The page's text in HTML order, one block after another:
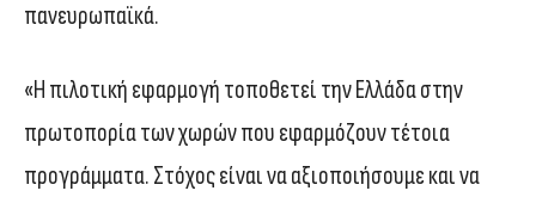
πανευρωπαϊκά.
«Η πιλοτική εφαρμογή τοποθετεί την Ελλάδα στην
πρωτοπορία των χωρών που εφαρμόζουν τέτοια
προγράμματα. Στόχος είναι να αξιοποιήσουμε και να